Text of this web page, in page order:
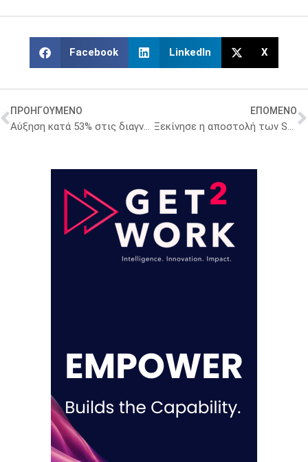
Facebook LinkedIn X
ΠΡΟΗΓΟΥΜΕΝΟ
Αύξηση κατά 53% στις διαγνώσεις καρκίνου του στομάχου σε πρώιμο στάδιο
ΕΠΟΜΕΝΟ
Ξεκίνησε η αποστολή των SMS για δωρεάν απογευματινά χειρουργεία σε ιδιωτικά νοσοκομεία